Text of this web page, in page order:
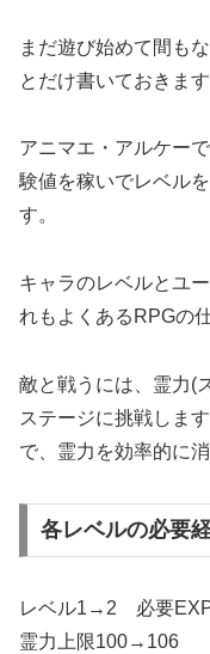
まだ遊び始めて間も
とだけ書いておきます
アニマエ・アルケー
験値を稼いでレベル
す。
キャラのレベルとユ
れもよくあるRPGの
敵と戦うには、霊力(
ステージに挑戦しま
で、霊力を効率的に
各レベルの必要
レベル1→2 必要
霊力上限100→106